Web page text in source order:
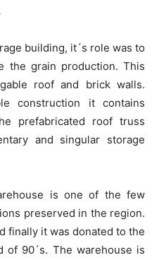
building, it´s role was to
the grain production. This
roof and brick walls.
construction it contains
prefabricated roof truss
and singular storage
is one of the few
preserved in the region.
finally it was donated to the
of 90´s. The warehouse is